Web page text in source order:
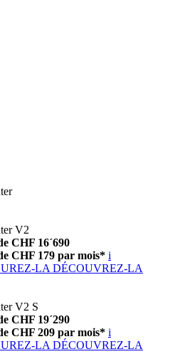
V2
CHF 16´690
CHF 179 par mois* i
LA DÉCOUVREZ-LA
V2 S
CHF 19´290
CHF 209 par mois* i
LA DÉCOUVREZ-LA